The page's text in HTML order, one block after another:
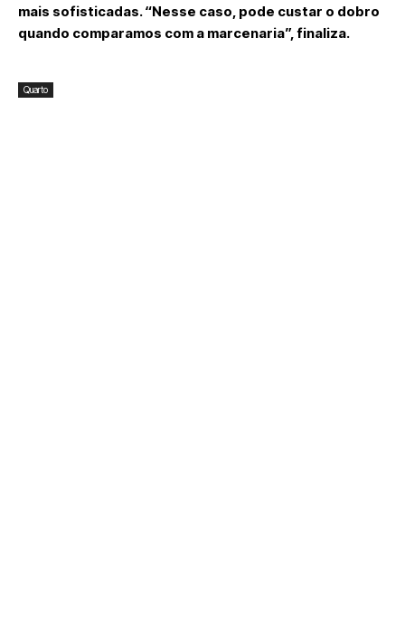
mais sofisticadas. “Nesse caso, pode custar o dobro
quando comparamos com a marcenaria”, finaliza.
Quarto